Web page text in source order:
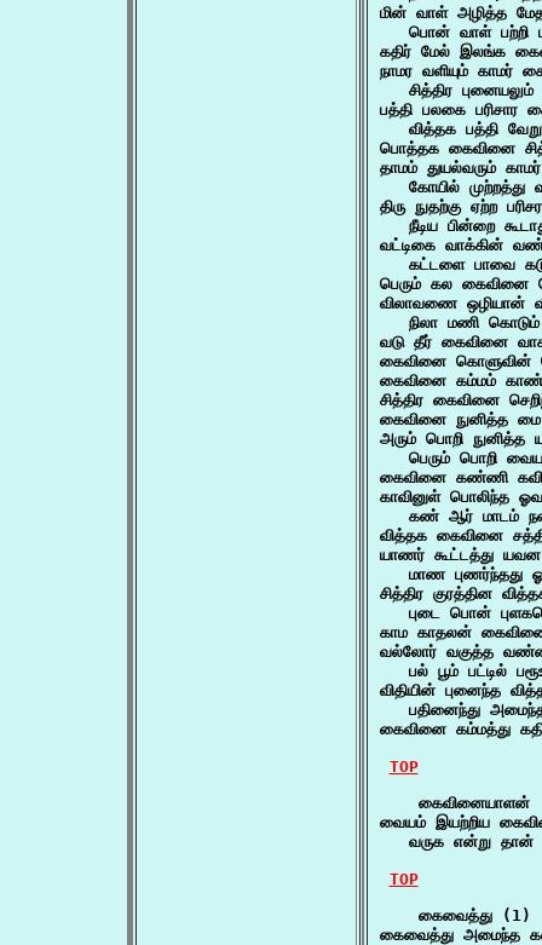
மின் வாள் அழித்த
பொன் வாள் பற்றி
கதிர் மேல் இலங்க
நாமர வளியும் காமர்
சித்திர
பத்தி பலகை பரிசார
வித்தக பத்தி
பொத்தக கைவினை
தாமம் துயல்வரும்
கோயில் முற்றத்து
திரு நுதற்கு ஏற்ற
நீடிய பின்றை
வட்டிகை வாக்கின்
கட்டளை பாவை
பெரும் கல கைவினை
விலாவணை
நிலா மணி
வடு தீர் கைவினை
கைவினை கொளுவின்
கைவினை கம்மம்
சித்திர கைவினை
கைவினை நுனித்த
அரும் பொறி
பெரும் பொறி
கைவினை கண்ணி
காவினுள் பொலிந்த
கண் ஆர் மாடம்
வித்தக கைவினை
யாணர் கூட்டத்து
மாண புணர்ந்தது
சித்திர குரத்தின
புடை பொன்
காம காதலன்
வல்லோர் வகுத்த
பல் பூம் பட்டில்
விதியின் புனைந்த
பதினைந்து
கைவினை கம்மத்து
TOP
கைவினையாளன்
வையம் இயற்றிய
வருக என்று
TOP
    கைவைத்து (1)
கைவைத்து அமைந்த